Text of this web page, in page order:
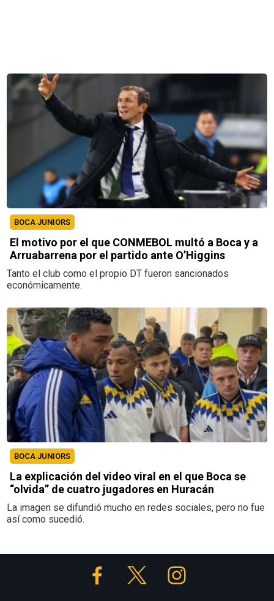
BOCA JUNIORS
El motivo por el que CONMEBOL multó a Boca y a
Arruabarrena por el partido ante O’Higgins
Tanto el club como el propio DT fueron sancionados
económicamente.
BOCA JUNIORS
La explicación del video viral en el que Boca se
“olvida” de cuatro jugadores en Huracán
La imagen se difundió mucho en redes sociales, pero no fue
así como sucedió.